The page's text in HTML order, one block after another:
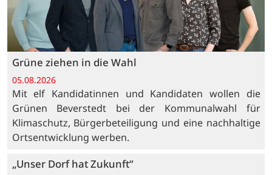
Grüne ziehen in die Wahl
05.08.2026
Mit elf Kandidatinnen und Kandidaten wollen die
Grünen Beverstedt bei der Kommunalwahl für
Klimaschutz, Bürgerbeteiligung und eine nachhaltige
Ortsentwicklung werben.
„Unser Dorf hat Zukunft“